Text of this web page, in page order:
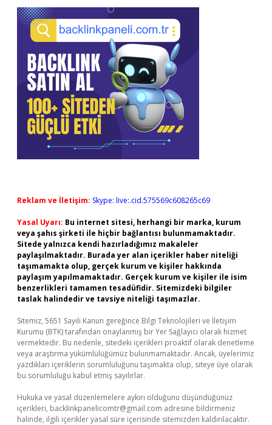
Reklam ve İletişim: Skype: live:.cid.575569c608265c69
Yasal Uyarı: Bu internet sitesi, herhangi bir marka, kurum
veya şahıs şirketi ile hiçbir bağlantısı bulunmamaktadır.
Sitede yalnızca kendi hazırladığımız makaleler
paylaşılmaktadır. Burada yer alan içerikler haber niteliği
taşımamakta olup, gerçek kurum ve kişiler hakkında
paylaşım yapılmamaktadır. Gerçek kurum ve kişiler ile isim
benzerlikleri tamamen tesadüfidir. Sitemizdeki bilgiler
taslak halindedir ve tavsiye niteliği taşımazlar.
Sitemiz, 5651 Sayılı Kanun gereğince Bilgi Teknolojileri ve İletişim
Kurumu (BTK) tarafından onaylanmış bir Yer Sağlayıcı olarak hizmet
vermektedir. Bu nedenle, sitedeki içerikleri proaktif olarak denetleme
veya araştırma yükümlülüğümüz bulunmamaktadır. Ancak, üyelerimiz
yazdıkları içeriklerin sorumluluğunu taşımakta olup, siteye üye olarak
bu sorumluluğu kabul etmiş sayılırlar.
Hukuka ve yasal düzenlemelere aykırı olduğunu düşündüğünüz
içerikleri, backlinkpanelicomtr@gmail.com adresine bildirmeniz
halinde, ilgili içerikler yasal süre içerisinde sitemizden kaldırılacaktır.